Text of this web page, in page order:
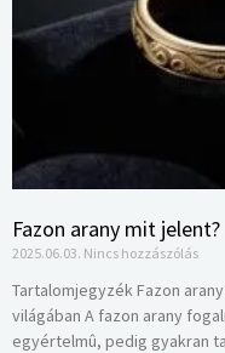
Fazon arany mit jelent?
2025.06.03. Nincs hozzászólás
Tartalomjegyzék Fazon
világában A fazon arany
egyértelmû, pedig gyakran